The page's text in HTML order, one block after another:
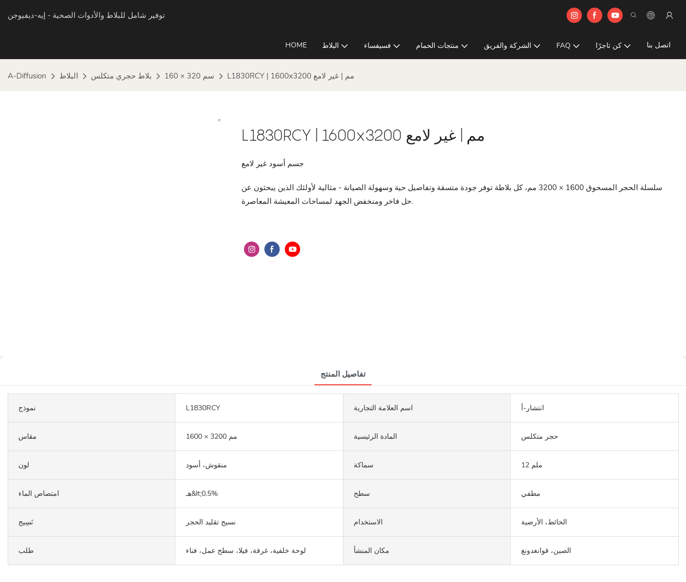
توفير شامل للبلاط والأدوات الصحية - إيه-ديفيوجن
HOME البلاط فسيفساء منتجات الحمام الشركة والفريق FAQ كن تاجرًا اتصل بنا
A-Diffusion البلاط بلاط حجري متكلس 160 × 320 سم L1830RCY | 1600x3200 مم | غير لامع
L1830RCY | 1600x3200 مم | غير لامع
جسم أسود غير لامع
سلسلة الحجر المسحوق 1600 × 3200 مم، كل بلاطة توفر جودة متسقة وتفاصيل حية وسهولة الصيانة - مثالية لأولئك الذين يبحثون عن
حل فاخر ومنخفض الجهد لمساحات المعيشة المعاصرة.
تفاصيل المنتج
نموذج L1830RCY اسم العلامة التجارية انتشار-أ
مقاس 1600 × 3200 مم المادة الرئيسية حجر متكلس
لون منقوش، أسود سماكة 12 ملم
امتصاص الماء هـ&lt;0.5% سطح مطفي
نَسِيج نسيج تقليد الحجر الاستخدام الحائط، الأرضية
طلب لوحة خلفية، غرفة، فيلا، سطح عمل، فناء مكان المنشأ الصين، قوانغدونغ